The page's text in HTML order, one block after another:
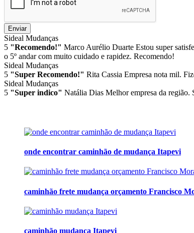
Enviar
Sideal Mudanças
5 "Recomendo!" Marco Aurélio Duarte Estou super
o 5º andar com muito cuidado e rapidez. Recomendo!
Sideal Mudanças
5 "Super Recomendo!" Rita Cassia Empresa nota mil.
Sideal Mudanças
5 "Super indico" Natália Dias Melhor empresa da região.
onde encontrar caminhão de mudança Itapevi
caminhão frete mudança orçamento Francisco
caminhão mudança Itapevi